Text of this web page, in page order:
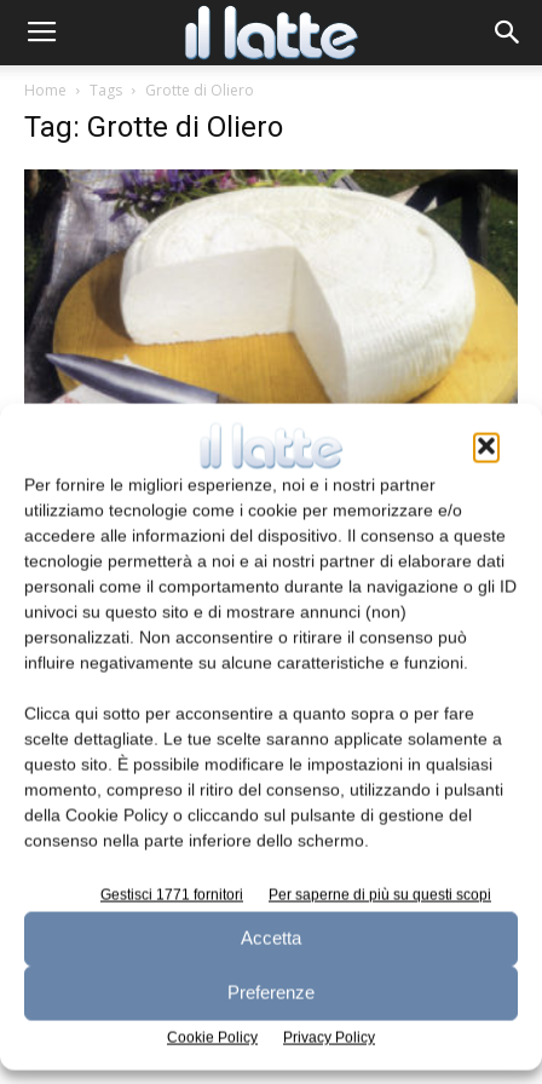
Per fornire le migliori esperienze, noi e i nostri partner
utilizziamo tecnologie come i cookie per memorizzare e/o
accedere alle informazioni del dispositivo. Il consenso a queste
tecnologie permetterà a noi e ai nostri partner di elaborare dati
personali come il comportamento durante la navigazione o gli ID
univoci su questo sito e di mostrare annunci (non)
personalizzati. Non acconsentire o ritirare il consenso può
influire negativamente su alcune caratteristiche e funzioni.
Clicca qui sotto per acconsentire a quanto sopra o per fare
scelte dettagliate. Le tue scelte saranno applicate solamente a
questo sito. È possibile modificare le impostazioni in qualsiasi
momento, compreso il ritiro del consenso, utilizzando i pulsanti
della Cookie Policy o cliccando sul pulsante di gestione del
consenso nella parte inferiore dello schermo.
Gestisci 1771 fornitori Per saperne di più su questi scopi
Accetta
Preferenze
Cookie Policy Privacy Policy
Home Tags Grotte di Oliero
Tag: Grotte di Oliero
Il Morlacco del Grappa
Caterina Pinarelli 18 Novembre 2008
Leggi la rivista
n.7 - Luglio 2026 n.6 - Giugno 2026